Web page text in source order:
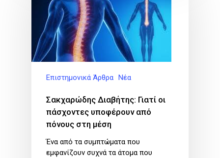
Επιστημονικά Άρθρα Νέα
Σακχαρώδης Διαβήτης: Γιατί οι
πάσχοντες υποφέρουν από
πόνους στη μέση
Ένα από τα συμπτώματα που
εμφανίζουν συχνά τα άτομα που